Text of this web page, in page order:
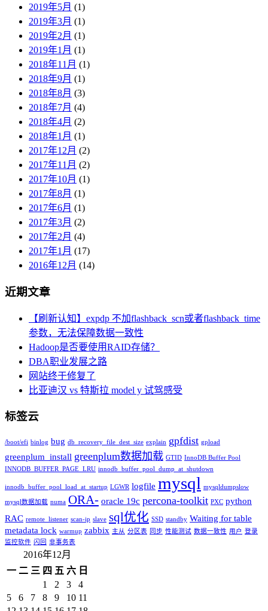
2019年5月 (1)
2019年3月 (1)
2019年2月 (1)
2019年1月 (1)
2018年11月 (1)
2018年9月 (1)
2018年8月 (3)
2018年7月 (4)
2018年4月 (2)
2018年1月 (1)
2017年12月 (2)
2017年11月 (2)
2017年10月 (1)
2017年8月 (1)
2017年6月 (1)
2017年3月 (2)
2017年2月 (4)
2017年1月 (17)
2016年12月 (14)
近期文章
【刷新认知】expdp 不加flashback_scn或者flashback_time
参数，无法保障数据一致性
Hadoop是否要使用RAID存储？
DBA职业发展之路
网站终于修复了
比亚迪汉 vs 特斯拉 model y 试驾感受
标签云
/boot/efi binlog bug db_recovery_file_dest_size explain gpfdist gpload
greenplum_install greenplum数据加载 GTID InnoDB Buffer Pool
INNODB_BUFFER_PAGE_LRU innodb_buffer_pool_dump_at_shutdown
innodb_buffer_pool_load_at_startup LGWR logfile mysql mysqldumpslow
mysql数据加载 numa ORA- oracle 19c percona-toolkit PXC python
RAC remote_listener scan-ip slave sql优化 SSD standby Waiting for table
metadata lock warmup zabbix 主从 分区表 同步 性能测试 数据一致性 用户 登录
监控软件 闪回 非事务表
2016年12月
一 二 三 四 五 六 日
1
2 3
4
5
6 7 8 9 10 11